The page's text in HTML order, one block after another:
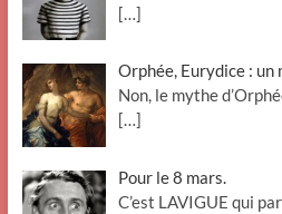
[…]
Orphée, Eurydice :
Non, le mythe
[…]
Pour le 8 mars.
C’est LAVIGUE qui